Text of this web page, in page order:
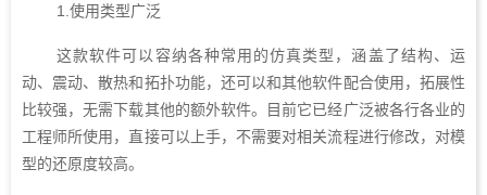
1.使用类型广泛
这款软件可以容纳各种常用的仿真类型，涵盖了结构、运
动、震动、散热和拓扑功能，还可以和其他软件配合使用，拓展性
比较强，无需下载其他的额外软件。目前它已经广泛被各行各业的
工程师所使用，直接可以上手，不需要对相关流程进行修改，对模
型的还原度较高。